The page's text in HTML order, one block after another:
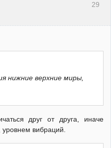
29
нижние верхние миры,
друг от друга, иначе
вибраций.